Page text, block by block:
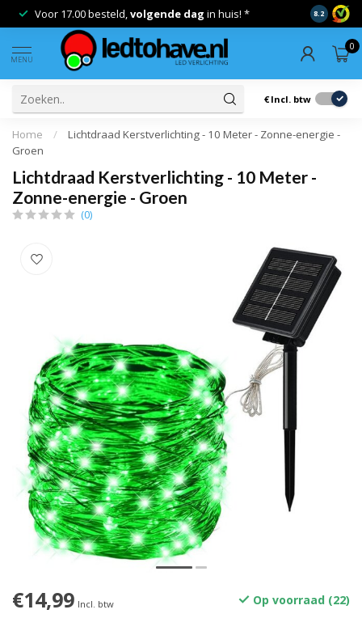
Voor 17.00 besteld,volgende dag in huis! * Gratis
8.2
MENU
0
€ Incl. btw
Home /
Lichtdraad Kerstverlichting - 10 Meter - Zonne-energie -
Groen
Lichtdraad Kerstverlichting - 10 Meter -
Zonne-energie - Groen
(0)
€14,99 Incl. btw Op voorraad (22)